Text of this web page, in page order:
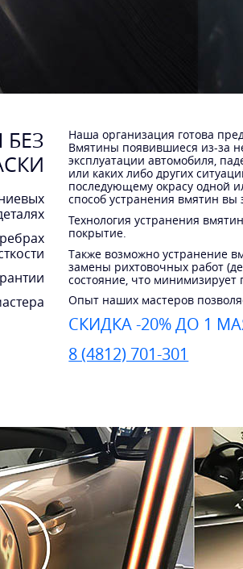
Наша организация готова
Вмятины появившиеся из-за
эксплуатации автомобиля,
или каких либо других
последующему окрасу одной
способ устранения вмятин вы
Технология устранения
покрытие.
Также возможно устранение
замены рихтовочных работ
состояние, что
Опыт наших мастеров
СКИДКА -20% ДО 1
8 (4812) 701-301